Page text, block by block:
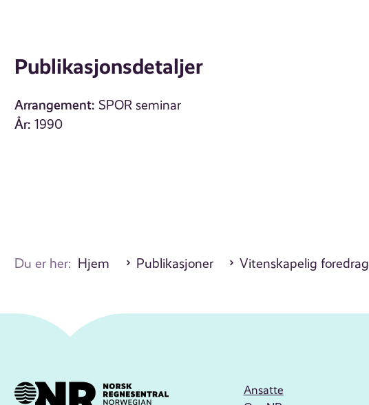
Publikasjonsdetaljer
Arrangement: SPOR seminar
År: 1990
Du er her: Hjem Publikasjoner Vitenskapelig foredrag
Ansatte